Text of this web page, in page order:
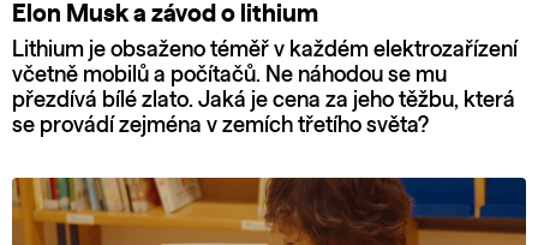
Elon Musk a závod o lithium
Lithium je obsaženo téměř v každém elektrozařízení
včetně mobilů a počítačů. Ne náhodou se mu
přezdívá bílé zlato. Jaká je cena za jeho těžbu, která
se provádí zejména v zemích třetího světa?